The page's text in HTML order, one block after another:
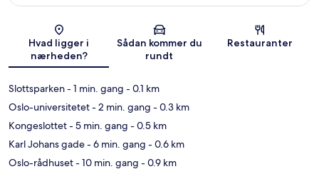
Kort
Hvad ligger i
nærheden?
Sådan kommer du
rundt
Restauranter
Slottsparken- 1 min. gang - 0.1 km
Oslo-universitetet- 2 min. gang - 0.3 km
Kongeslottet- 5 min. gang - 0.5 km
Karl Johans gade- 6 min. gang - 0.6 km
Oslo-rådhuset- 10 min. gang - 0.9 km